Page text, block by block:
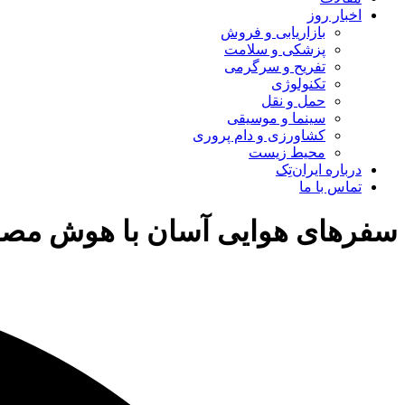
اخبار روز
بازاریابی و فروش
پزشکی و سلامت
تفریح و سرگرمی
تکنولوژی
حمل و نقل
سینما و موسیقی
کشاورزی و دام پروری
محیط زیست
درباره ایران‌تِک
تماس با ما
سفرهای هوایی آسان با هوش